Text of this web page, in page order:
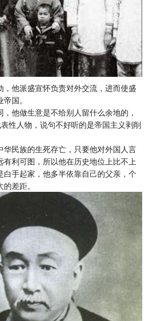
，他派盛宣怀负责对外交流，进而使盛
国。
他做生意是不给别人留什么余地的，
性人物，说句不好听的是帝国主义剥削
华民族的生死存亡，只要他对外国人言
有利可图，所以他在历史地位上比不上
白手起家，他多半依靠自己的父亲，个
差距。